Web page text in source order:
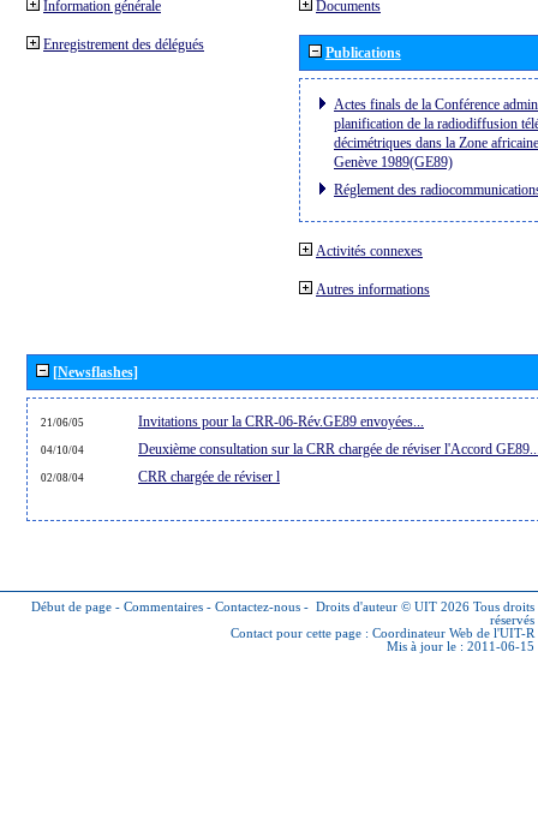
Information générale
Enregistrement des délégués
Documents
Publications
Actes finals de la Conférence
planification de la radiodiffusion
décimétriques dans la Zone
Genève 1989(GE89)
Réglement des
Activités connexes
Autres informations
[Newsflashes]
21/06/05 Invitations pour la CRR-06-Rév.GE89 envoyées...
04/10/04 Deuxième consultation sur la CRR chargée de réviser l'Accord
02/08/04 CRR chargée de réviser l
Début de page - Commentaires - Contactez-nous - Droits d'auteur © UIT 2026 Tous droits
réservés
Contact pour cette page : Coordinateur Web de l'UIT-R
Mis à jour le : 2011-06-15